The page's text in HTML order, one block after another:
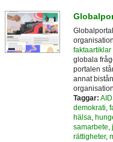
globala
portalen
annat
Taggar:
demokrati,
hälsa,
samarbete,
rättigheter,